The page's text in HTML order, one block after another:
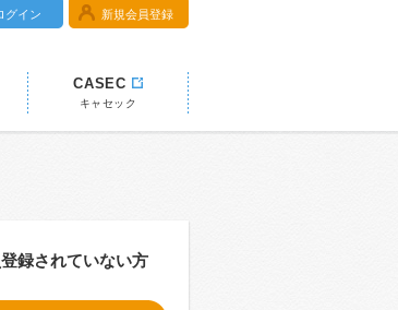
グイン 新規会員登録
CASEC
キャセック
録されていない方